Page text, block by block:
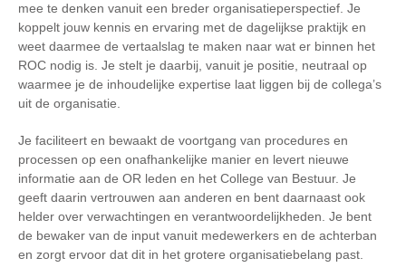
mee te denken vanuit een breder organisatieperspectief. Je
koppelt jouw kennis en ervaring met de dagelijkse praktijk en
weet daarmee de vertaalslag te maken naar wat er binnen het
ROC nodig is. Je stelt je daarbij, vanuit je positie, neutraal op
waarmee je de inhoudelijke expertise laat liggen bij de collega’s
uit de organisatie.
Je faciliteert en bewaakt de voortgang van procedures en
processen op een onafhankelijke manier en levert nieuwe
informatie aan de OR leden en het College van Bestuur. Je
geeft daarin vertrouwen aan anderen en bent daarnaast ook
helder over verwachtingen en verantwoordelijkheden. Je bent
de bewaker van de input vanuit medewerkers en de achterban
en zorgt ervoor dat dit in het grotere organisatiebelang past.